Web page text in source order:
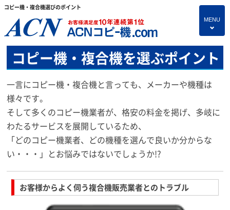
コピー機・複合機選びのポイント
MENU
4
HOME
コピー機あれこれ
複合機・情報セキュリティブログ
よくあるご質問
独立・開業支援プラン
お問い合わせ
コピー機・複合機を選ぶポイント
一言にコピー機・複合機と言っても、メーカーや機種は
様々です。
そして多くのコピー機業者が、格安の料金を掲げ、多岐に
わたるサービスを展開しているため、
「どのコピー機業者、どの機種を選んで良いか分からな
い・・・」とお悩みではないでしょうか!?
お客様からよく伺う複合機販売業者とのトラブル